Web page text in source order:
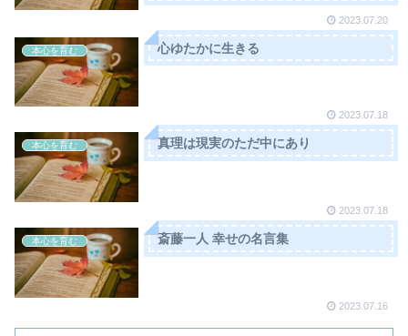
2023.07.20
本心を育む 心ゆたかに生きる
2023.07.18
本心を育む 真理は現実のただ中にあり
2023.07.18
本心を育む 斎藤一人 幸せの名言集
2023.07.16